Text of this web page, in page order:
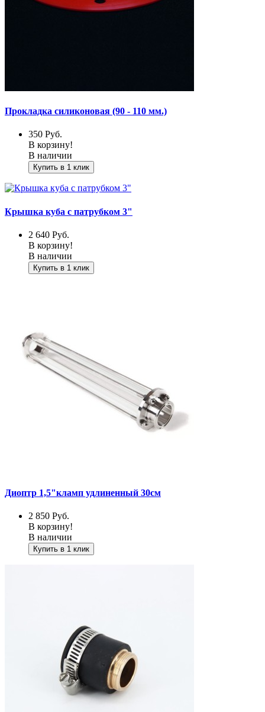
Прокладка силиконовая (90 - 110 мм.)
350 Руб.
В корзину!
В наличии
Купить в 1 клик
Крышка куба с патрубком 3"
2 640 Руб.
В корзину!
В наличии
Купить в 1 клик
Диоптр 1,5"кламп удлиненный 30см
2 850 Руб.
В корзину!
В наличии
Купить в 1 клик